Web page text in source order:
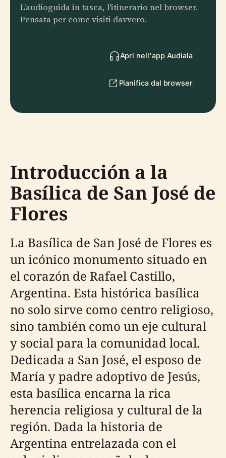
L'audioguida in tasca, l'itinerario nel browser.
Pensata per come visiti davvero.
Apri nell'app Audiala
Pianifica dal browser
Introducción a la
Basílica de San José de
Flores
La Basílica de San José de Flores es
un icónico monumento situado en
el corazón de Rafael Castillo,
Argentina. Esta histórica basílica
no solo sirve como centro religioso,
sino también como un eje cultural
y social para la comunidad local.
Dedicada a San José, el esposo de
María y padre adoptivo de Jesús,
esta basílica encarna la rica
herencia religiosa y cultural de la
región. Dada la historia de
Argentina entrelazada con el